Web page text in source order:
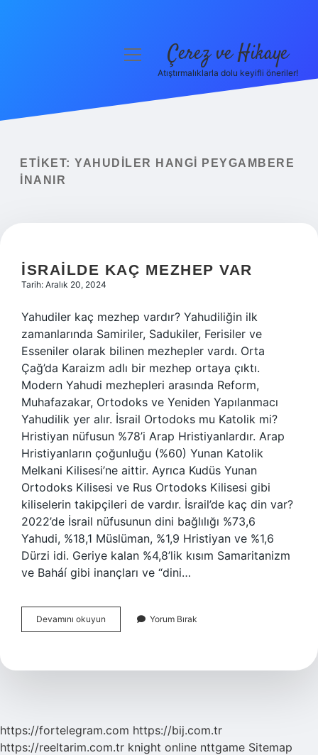
Yasal Uyarı
menüyü Çerez ve Hikaye
Atıştırmalıklarla dolu keyifli öneriler!
ETIKET: YAHUDILER HANGI PEYGAMBERE
INANIR
İSRAILDE KAÇ MEZHEP VAR
Tarih: Aralık 20, 2024
Yahudiler kaç mezhep vardır? Yahudiliğin ilk
zamanlarında Samiriler, Sadukiler, Ferisiler ve
Esseniler olarak bilinen mezhepler vardı. Orta
Çağ’da Karaizm adlı bir mezhep ortaya çıktı.
Modern Yahudi mezhepleri arasında Reform,
Muhafazakar, Ortodoks ve Yeniden Yapılanmacı
Yahudilik yer alır. İsrail Ortodoks mu Katolik mi?
Hristiyan nüfusun %78’i Arap Hristiyanlardır. Arap
Hristiyanların çoğunluğu (%60) Yunan Katolik
Melkani Kilisesi’ne aittir. Ayrıca Kudüs Yunan
Ortodoks Kilisesi ve Rus Ortodoks Kilisesi gibi
kiliselerin takipçileri de vardır. İsrail’de kaç din var?
2022’de İsrail nüfusunun dini bağlılığı %73,6
Yahudi, %18,1 Müslüman, %1,9 Hristiyan ve %1,6
Dürzi idi. Geriye kalan %4,8’lik kısım Samaritanizm
ve Baháí gibi inançları ve “dini…
Devamını okuyun
Kaç
Yorum Bırak
https://fortelegram.com https://bij.com.tr
https://reeltarim.com.tr knight online nttgame Sitemap